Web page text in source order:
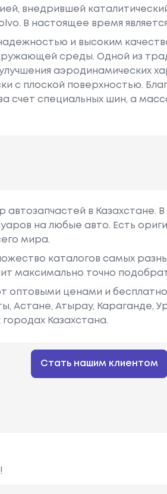
внедрившей
В настоящее время
и высоким
среды. Одной из
аэродинамических
с плоской поверхностью.
счет специальных шин, а
автозапчастей в Казахстане.
на любые авто. Есть
мира.
каталогов самых
максимально точно
оптовыми ценами и
Астане, Атырау, Караганде,
Казахстана.
Стать нашим клиентом